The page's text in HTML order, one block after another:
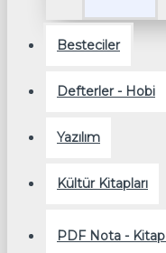
Besteciler
Defterler - Hobi
Yazılım
Kültür Kitapları
PDF Nota - Kitap